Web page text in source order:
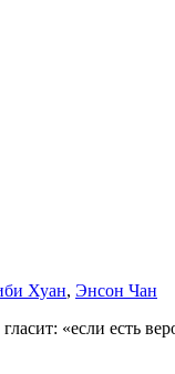
Хуан, Энсон Чан
«если есть